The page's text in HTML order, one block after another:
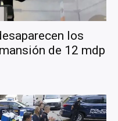
los
de 12 mdp